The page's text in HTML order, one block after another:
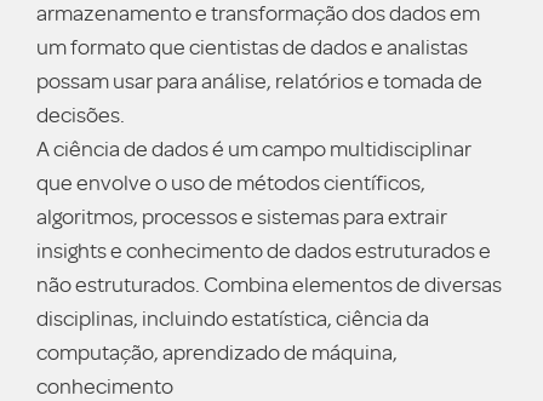
armazenamento e transformação dos dados em
um formato que cientistas de dados e analistas
possam usar para análise, relatórios e tomada de
decisões.
A ciência de dados é um campo multidisciplinar
que envolve o uso de métodos científicos,
algoritmos, processos e sistemas para extrair
insights e conhecimento de dados estruturados e
não estruturados. Combina elementos de diversas
disciplinas, incluindo estatística, ciência da
computação, aprendizado de máquina,
conhecimento